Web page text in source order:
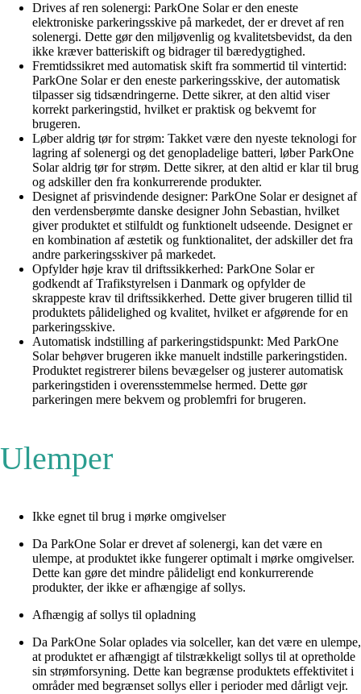
Drives af ren solenergi: ParkOne Solar er den eneste
elektroniske parkeringsskive på markedet, der er drevet af ren
solenergi. Dette gør den miljøvenlig og kvalitetsbevidst, da den
ikke kræver batteriskift og bidrager til bæredygtighed.
Fremtidssikret med automatisk skift fra sommertid til vintertid:
ParkOne Solar er den eneste parkeringsskive, der automatisk
tilpasser sig tidsændringerne. Dette sikrer, at den altid viser
korrekt parkeringstid, hvilket er praktisk og bekvemt for
brugeren.
Løber aldrig tør for strøm: Takket være den nyeste teknologi for
lagring af solenergi og det genopladelige batteri, løber ParkOne
Solar aldrig tør for strøm. Dette sikrer, at den altid er klar til brug
og adskiller den fra konkurrerende produkter.
Designet af prisvindende designer: ParkOne Solar er designet af
den verdensberømte danske designer John Sebastian, hvilket
giver produktet et stilfuldt og funktionelt udseende. Designet er
en kombination af æstetik og funktionalitet, der adskiller det fra
andre parkeringsskiver på markedet.
Opfylder høje krav til driftssikkerhed: ParkOne Solar er
godkendt af Trafikstyrelsen i Danmark og opfylder de
skrappeste krav til driftssikkerhed. Dette giver brugeren tillid til
produktets pålidelighed og kvalitet, hvilket er afgørende for en
parkeringsskive.
Automatisk indstilling af parkeringstidspunkt: Med ParkOne
Solar behøver brugeren ikke manuelt indstille parkeringstiden.
Produktet registrerer bilens bevægelser og justerer automatisk
parkeringstiden i overensstemmelse hermed. Dette gør
parkeringen mere bekvem og problemfri for brugeren.
Ulemper
Ikke egnet til brug i mørke omgivelser
Da ParkOne Solar er drevet af solenergi, kan det være en
ulempe, at produktet ikke fungerer optimalt i mørke omgivelser.
Dette kan gøre det mindre pålideligt end konkurrerende
produkter, der ikke er afhængige af sollys.
Afhængig af sollys til opladning
Da ParkOne Solar oplades via solceller, kan det være en ulempe,
at produktet er afhængigt af tilstrækkeligt sollys til at opretholde
sin strømforsyning. Dette kan begrænse produktets effektivitet i
områder med begrænset sollys eller i perioder med dårligt vejr.